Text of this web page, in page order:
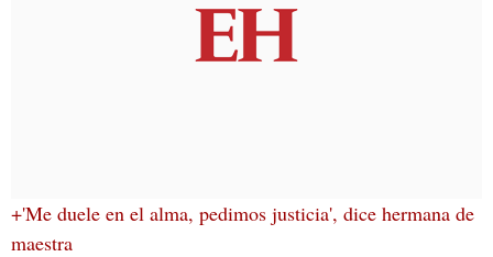
+'Me duele en el alma, pedimos justicia', dice hermana de
maestra